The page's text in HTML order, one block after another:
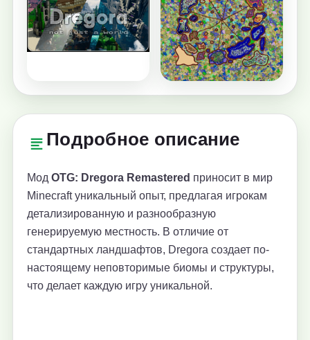
Подробное описание
Мод OTG: Dregora Remastered приносит в мир
Minecraft уникальный опыт, предлагая игрокам
детализированную и разнообразную
генерируемую местность. В отличие от
стандартных ландшафтов, Dregora создает по-
настоящему неповторимые биомы и структуры,
что делает каждую игру уникальной.